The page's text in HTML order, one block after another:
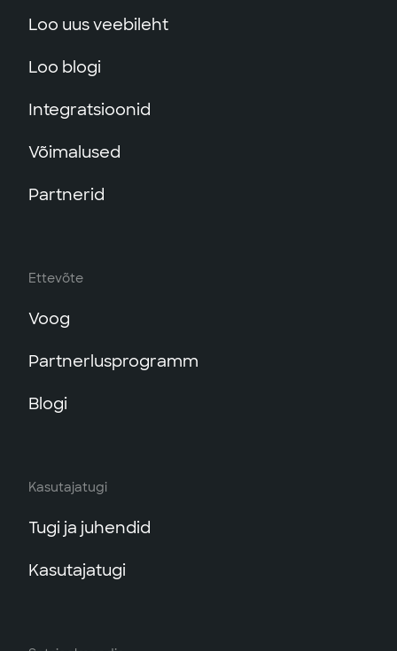
Loo uus veebileht
Loo blogi
Integratsioonid
Võimalused
Partnerid
Ettevõte
Voog
Partnerlusprogramm
Blogi
Kasutajatugi
Tugi ja juhendid
Kasutajatugi